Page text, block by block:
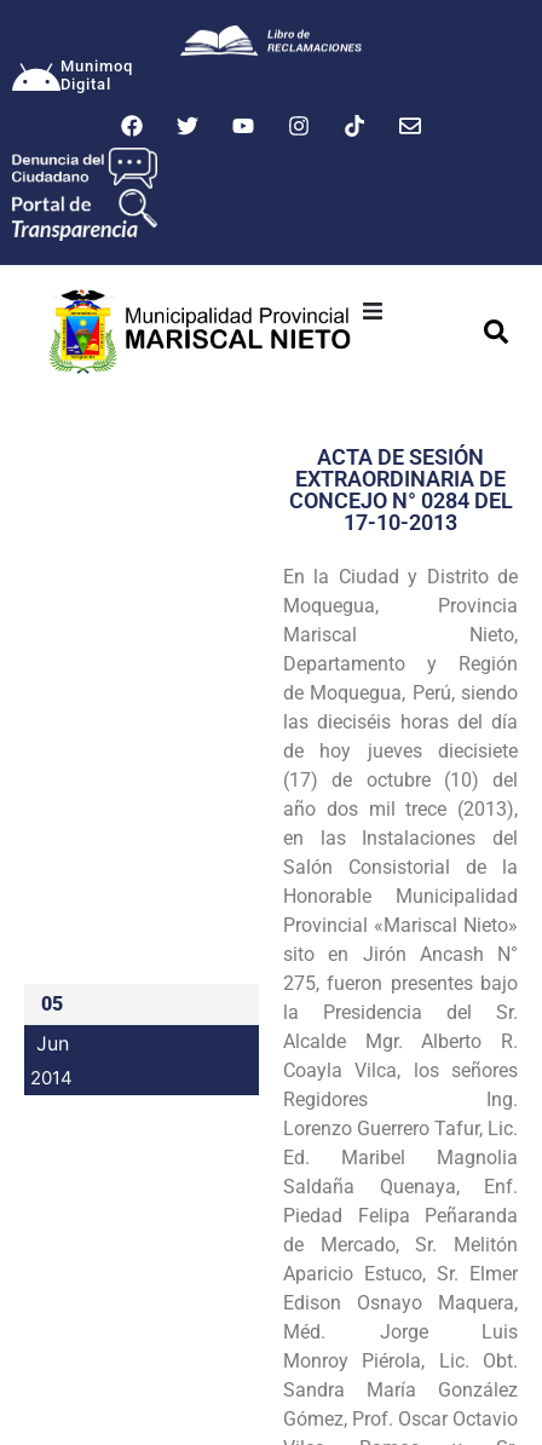
Munimoq
Digital
Transparencia
Seguridad
Programas
05
Jun
2014
ACTA DE SESIÓN
EXTRAORDINARIA DE
CONCEJO N° 0284 DEL
17-10-2013
En la Ciudad y Distrito de
Moquegua, Provincia
Mariscal Nieto,
Departamento y Región
de Moquegua, Perú, siendo
las dieciséis horas del día
de hoy jueves diecisiete
(17) de octubre (10) del
año dos mil trece (2013),
en las Instalaciones del
Salón Consistorial de la
Honorable Municipalidad
Provincial «Mariscal Nieto»
sito en Jirón Ancash N°
275, fueron presentes bajo
la Presidencia del Sr.
Alcalde Mgr. Alberto R.
Coayla Vilca, los señores
Regidores Ing.
Lorenzo Guerrero Tafur, Lic.
Ed. Maribel Magnolia
Saldaña Quenaya, Enf.
Piedad Felipa Peñaranda
de Mercado, Sr. Melitón
Aparicio Estuco, Sr. Elmer
Edison Osnayo Maquera,
Méd. Jorge Luis
Monroy Piérola, Lic. Obt.
Sandra María González
Gómez, Prof. Oscar Octavio